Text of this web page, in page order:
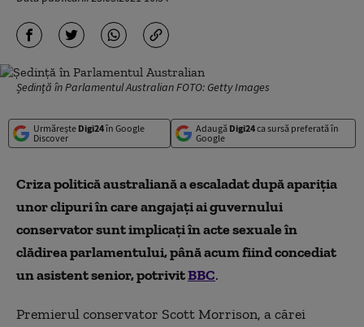
Ședință în Parlamentul Australian FOTO: Getty Images
Urmărește Digi24în Google
Discover
Adaugă Digi24ca sursă preferată în
Google
Criza politică australiană a escaladat după apariția
unor clipuri în care angajați ai guvernului
conservator sunt implicați în acte sexuale în
clădirea parlamentului, până acum fiind concediat
un asistent senior, potrivitBBC.
Premierul conservator Scott Morrison, a cărei